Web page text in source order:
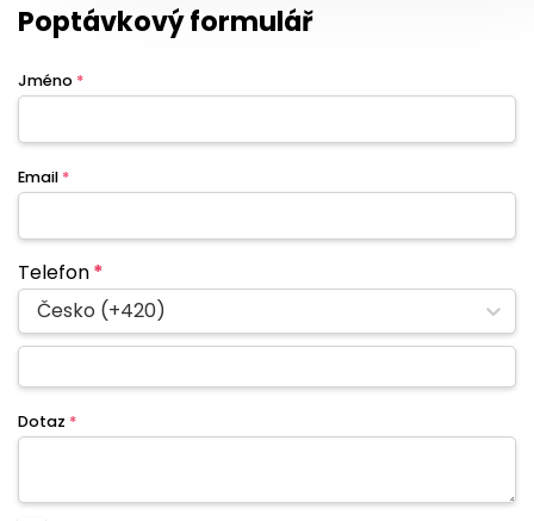
Poptávkový formulář
Jméno *
Email *
Telefon*
Česko (+420)
Dotaz *